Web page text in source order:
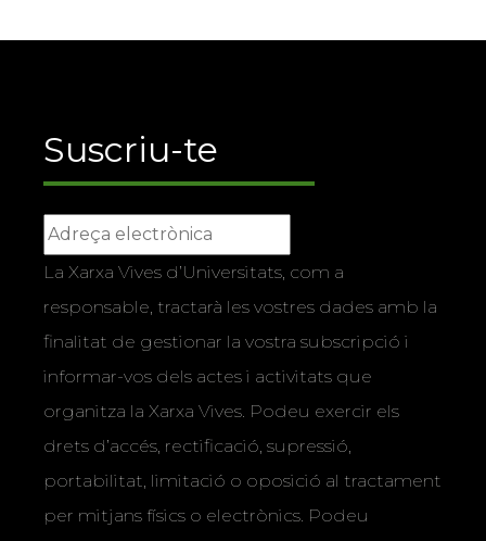
Suscriu-te
La Xarxa Vives d’Universitats, com a
responsable, tractarà les vostres dades amb la
finalitat de gestionar la vostra subscripció i
informar-vos dels actes i activitats que
organitza la Xarxa Vives. Podeu exercir els
drets d’accés, rectificació, supressió,
portabilitat, limitació o oposició al tractament
per mitjans físics o electrònics. Podeu